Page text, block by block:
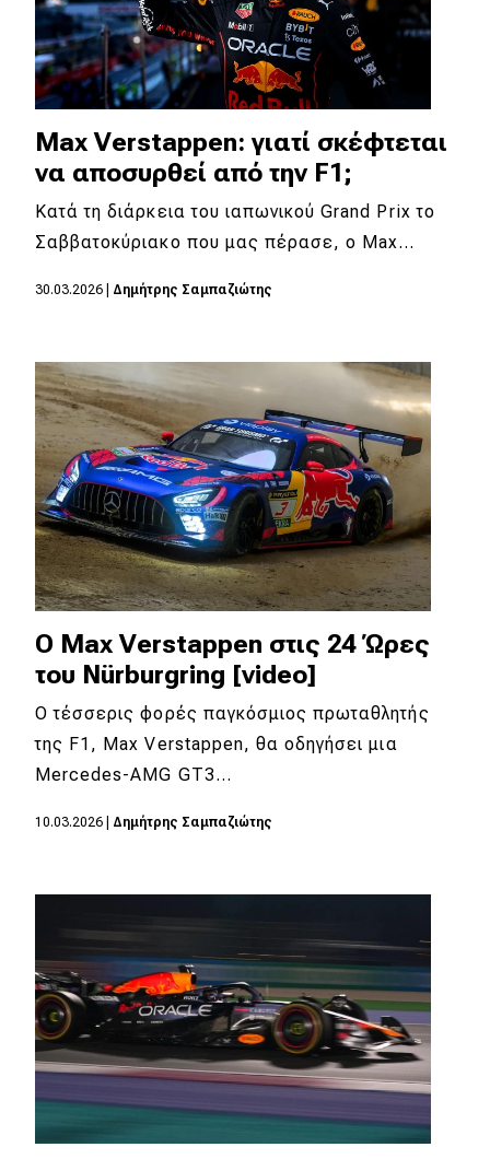
Αποστολή
Συγκρίνουμε
Αγώνες
Formula 1
WRC
Motorsport
Eco
Νέα
Τεχνολογία
Mobility
Σταθμοί φόρτισης
Classic
Νέα
Παρουσιάσεις
Οδηγός αγοράς
Συμβουλές
Χρηστικά
Συμβουλές
Max Verstappen: γιατί σκέφτεται
να αποσυρθεί από την F1;
Κατά τη διάρκεια του ιαπωνικού Grand Prix το
Σαββατοκύριακο που μας πέρασε, ο Max…
30.03.2026 Δημήτρης Σαμπαζιώτης
O Max Verstappen στις 24 Ώρες
του Nürburgring [video]
Ο τέσσερις φορές παγκόσμιος πρωταθλητής
της F1, Max Verstappen, θα οδηγήσει μια
Mercedes-AMG GT3…
10.03.2026 Δημήτρης Σαμπαζιώτης